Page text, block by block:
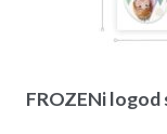
FROZENi logod